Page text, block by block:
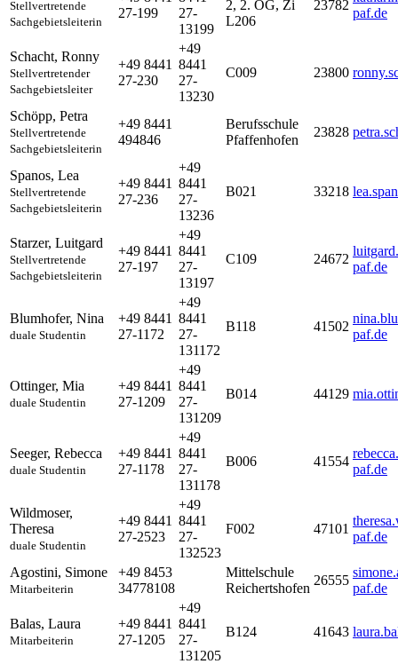
Stellvertretende
Sachgebietsleiterin
27-199
27-
13199
2, 2. OG, Zi
L206
23782
paf.de
Schacht, Ronny
Stellvertretender
Sachgebietsleiter
+49 8441
27-230
+49
8441
27-
13230
C009 23800
Schöpp, Petra
Stellvertretende
Sachgebietsleiterin
+49 8441
494846
Berufsschule
Pfaffenhofen
23828
Spanos, Lea
Stellvertretende
Sachgebietsleiterin
+49 8441
27-236
+49
8441
27-
13236
B021 33218
Starzer, Luitgard
Stellvertretende
Sachgebietsleiterin
+49 8441
27-197
+49
8441
27-
13197
C109 24672
paf.de
Blumhofer, Nina
duale Studentin
+49 8441
27-1172
+49
8441
27-
131172
B118 41502
paf.de
Ottinger, Mia
duale Studentin
+49 8441
27-1209
+49
8441
27-
131209
B014 44129
Seeger, Rebecca
duale Studentin
+49 8441
27-1178
+49
8441
27-
131178
B006 41554
paf.de
Wildmoser,
Theresa
duale Studentin
+49 8441
27-2523
+49
8441
27-
132523
F002 47101
paf.de
Agostini, Simone
Mitarbeiterin
+49 8453
34778108
Mittelschule
Reichertshofen
26555
paf.de
Balas, Laura
Mitarbeiterin
+49 8441
27-1205
+49
8441
27-
131205
B124 41643